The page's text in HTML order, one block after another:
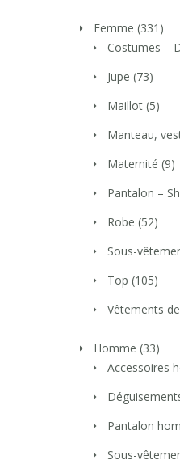
Femme (331)
Costumes –
Jupe (73)
Maillot (5)
Manteau,
Maternité (9)
Pantalon –
Robe (52)
Sous-
Top (105)
Vêtements
Homme (33)
Accessoires
Pantalon
Sous-